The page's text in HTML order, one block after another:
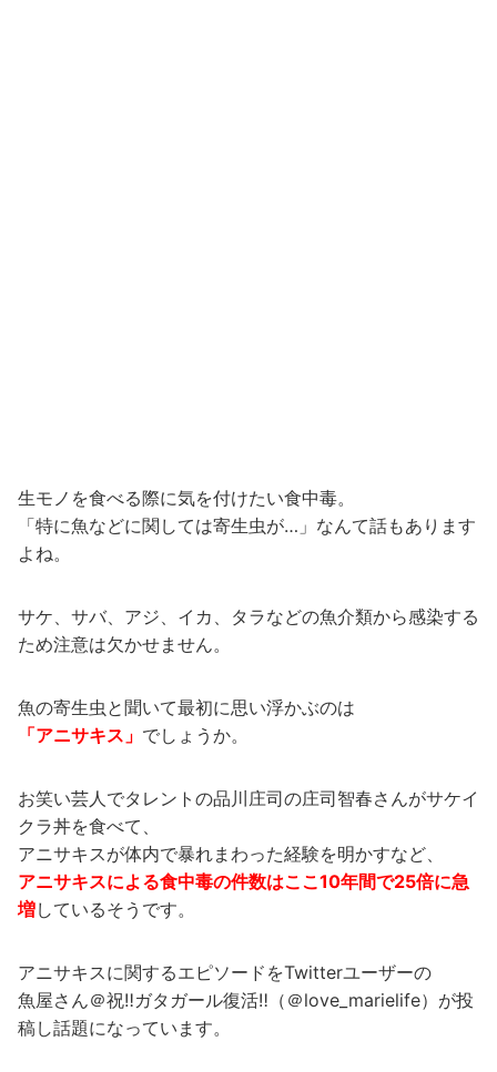
生モノを食べる際に気を付けたい食中毒。
「特に魚などに関しては寄生虫が…」なんて話もあります
よね。
サケ、サバ、アジ、イカ、タラなどの魚介類から感染する
ため注意は欠かせません。
魚の寄生虫と聞いて最初に思い浮かぶのは
「アニサキス」 でしょうか。
お笑い芸人でタレントの品川庄司の庄司智春さんがサケイ
クラ丼を食べて、
アニサキスが体内で暴れまわった経験を明かすなど、
アニサキスによる食中毒の件数はここ10年間で25倍に急
増しているそうです。
アニサキスに関するエピソードをTwitterユーザーの
魚屋さん＠祝‼ガタガール復活‼（＠love_marielife）が投
稿し話題になっています。